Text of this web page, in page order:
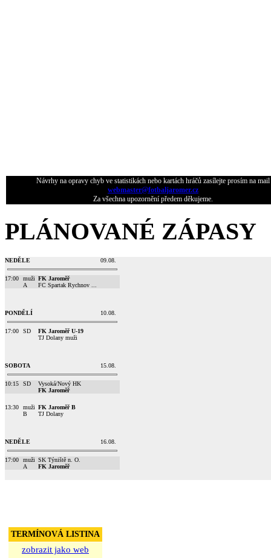
Návrhy na opravy chyb ve statistikách nebo kartách hráčů zasílejte prosím na mail
webmaster@fotbaljaromer.cz
Za všechna upozornění předem děkujeme.
PLÁNOVANÉ ZÁPASY
NEDĚLE 09.08.
17:00
muži
A
FK Jaroměř
FC Spartak Rychnov ...
PONDĚLÍ 10.08.
17:00 SD
FK Jaroměř U-19
TJ Dolany muži
SOBOTA 15.08.
10:15 SD
Vysoká/Nový HK
FK Jaroměř
13:30
muži
B
FK Jaroměř B
TJ Dolany
NEDĚLE 16.08.
17:00
muži
A
SK Týniště n. O.
FK Jaroměř
TERMÍNOVÁ LISTINA
zobrazit jako web